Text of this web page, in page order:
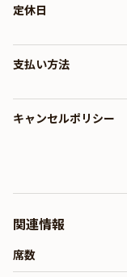
定休日
支払い方法
キャンセルポリシー
関連情報
席数